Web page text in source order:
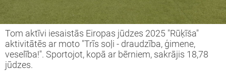
Tom aktīvi iesaistās Eiropas jūdzes 2025 "Rūķīša"
aktivitātēs ar moto "Trīs soļi - draudzība, ģimene,
veselība!". Sportojot, kopā ar bērniem, sakrājis 18,78
jūdzes.